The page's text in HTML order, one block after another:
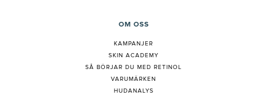
OM OSS
KAMPANJER
SKIN ACADEMY
SÅ BÖRJAR DU MED RETINOL
VARUMÄRKEN
HUDANALYS